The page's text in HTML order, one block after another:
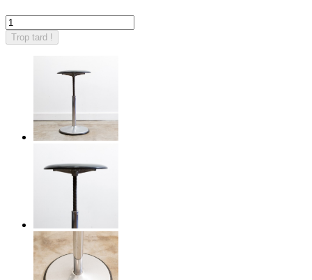
Trop tard !